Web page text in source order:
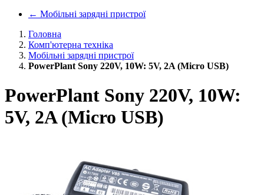
← Мобільні зарядні пристрої
Головна
Комп'ютерна техніка
Мобільні зарядні пристрої
PowerPlant Sony 220V, 10W: 5V, 2A (Micro USB)
PowerPlant Sony 220V, 10W:
5V, 2A (Micro USB)